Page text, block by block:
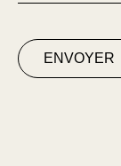
ENVOYER